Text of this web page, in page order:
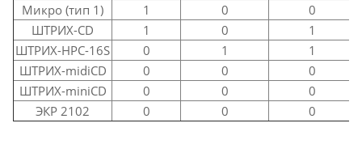
Микро (тип 1)
1 0
0
ШТРИХ-CD
1 0
1
ШТРИХ-HPC-16S
0 1
1
ШТРИХ-midiCD
0 0
0
ШТРИХ-miniCD
0 0
0
ЭКР 2102
0 0 0